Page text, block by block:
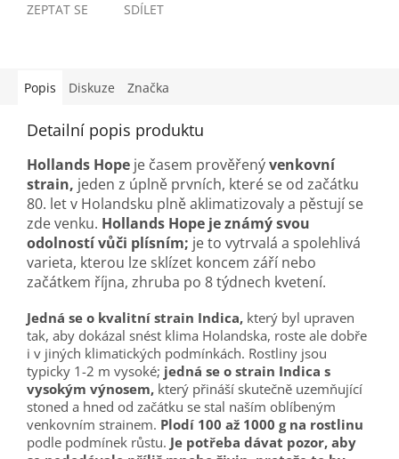
ZEPTAT SE SDÍLET
Popis Diskuze Značka
Detailní popis produktu
Hollands Hope je časem prověřenývenkovní
strain, jeden z úplně prvních, které se od začátku
80. let v Holandsku plně aklimatizovaly a pěstují se
zde venku. Hollands Hope je známý svou
odolností vůči plísním; je to vytrvalá a spolehlivá
varieta, kterou lze sklízet koncem září nebo
začátkem října, zhruba po 8 týdnech kvetení.
Jedná se o kvalitní strain Indica, který byl upraven
tak, aby dokázal snést klima Holandska, roste ale dobře
i v jiných klimatických podmínkách. Rostliny jsou
typicky 1-2 m vysoké; jedná se o strain Indica s
vysokým výnosem, který přináší skutečně uzemňující
stoned a hned od začátku se stal naším oblíbeným
venkovním strainem. Plodí 100 až 1000 g na rostlinu
podle podmínek růstu. Je potřeba dávat pozor, aby